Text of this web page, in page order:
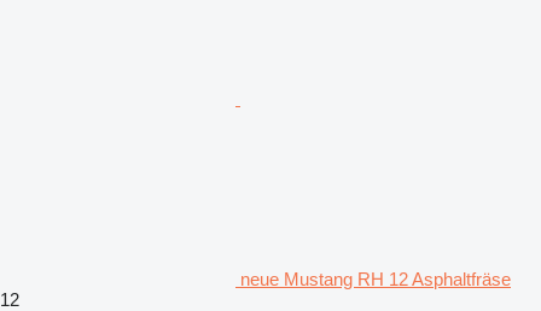
neue Mustang RH 12 Asphaltfräse
12